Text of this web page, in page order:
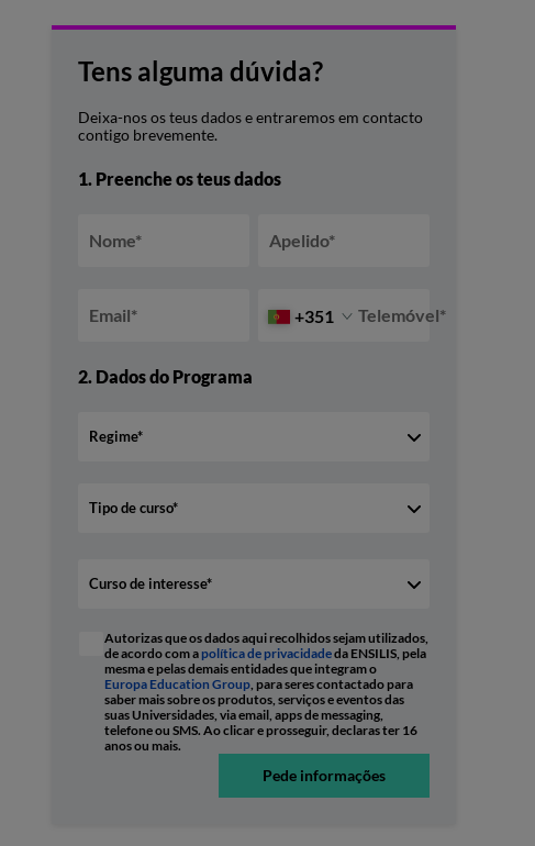
Tens alguma dúvida?
Deixa-nos os teus dados e entraremos em contacto
contigo brevemente.
1. Preenche os teus dados
Nome* Apelido*
Email* +351 Telemóvel*
2. Dados do Programa
Autorizas que os dados aqui recolhidos sejam utilizados,
de acordo com apolítica de privacidadeda ENSILIS, pela
mesma e pelas demais entidades que integram o
Europa Education Group , para seres contactado para
saber mais sobre os produtos, serviços e eventos das
suas Universidades, via email, apps de messaging,
telefone ou SMS. Ao clicar e prosseguir, declaras ter 16
anos ou mais.
Pede informações